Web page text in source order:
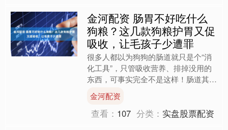
金河配资 肠胃不好吃什么
狗粮？这几款狗粮护胃又促
吸收，让毛孩子少遭罪
很多人都以为狗狗的肠道就只是个“消
化工具”，只管吸收营养、排掉没用的
东西，可事实完全不是这样！肠道其实
是毛孩子身体里的“健康幸福中心”，和
全身器官都搭着关系，而....
金河配资
查看： 107 分类： 实盘股票配资